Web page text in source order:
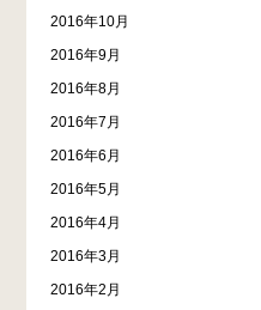
2016年10月
2016年9月
2016年8月
2016年7月
2016年6月
2016年5月
2016年4月
2016年3月
2016年2月